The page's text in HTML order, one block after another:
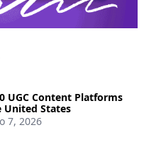
UGC Content Platforms
United States
7, 2026